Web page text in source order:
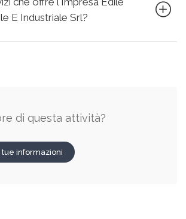
E Industriale Srl?
di questa attività?
informazioni